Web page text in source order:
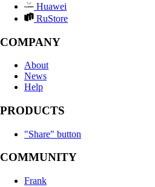
Huawei
RuStore
COMPANY
About
News
Help
PRODUCTS
"Share" button
COMMUNITY
Frank